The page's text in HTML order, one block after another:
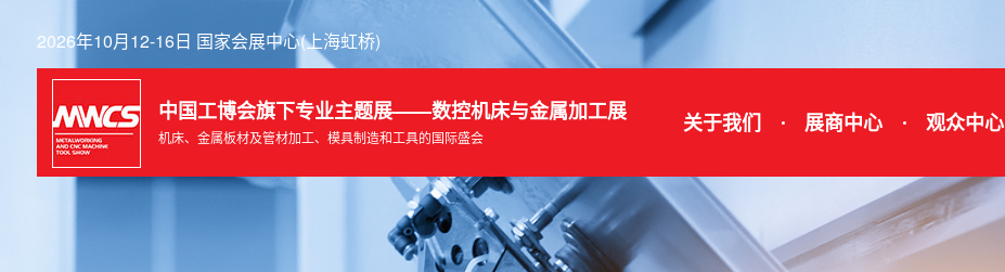
2026年10月12-16日 国家会展中心(上海虹桥)
中国工博会旗下专业主题展——数控机床与金属加工展
机床、金属板材及管材加工、模具制造和工具的国际盛会
关于我们 展商中心 观众中心